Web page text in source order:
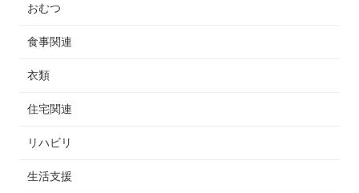
おむつ
食事関連
衣類
住宅関連
リハビリ
生活支援